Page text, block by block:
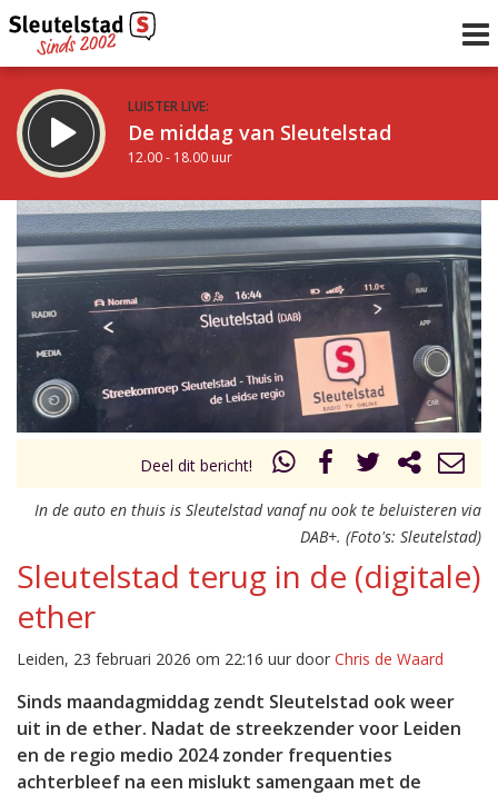
LUISTER LIVE:
De middag van Sleutelstad
12.00 - 18.00 uur
STRAKS:
De vrijdagavond met Keanu
18.00 - 19.00 uur
Vorig uur
uur 1 van 0 Volgend uur
Deel dit bericht!
In de auto en thuis is Sleutelstad vanaf nu ook te beluisteren via
DAB+. (Foto's: Sleutelstad)
Sleutelstad terug in de (digitale)
ether
Leiden, 23 februari 2026 om 22:16 uur door Chris de Waard
Sinds maandagmiddag zendt Sleutelstad ook weer
uit in de ether. Nadat de streekzender voor Leiden
en de regio medio 2024 zonder frequenties
achterbleef na een mislukt samengaan met de